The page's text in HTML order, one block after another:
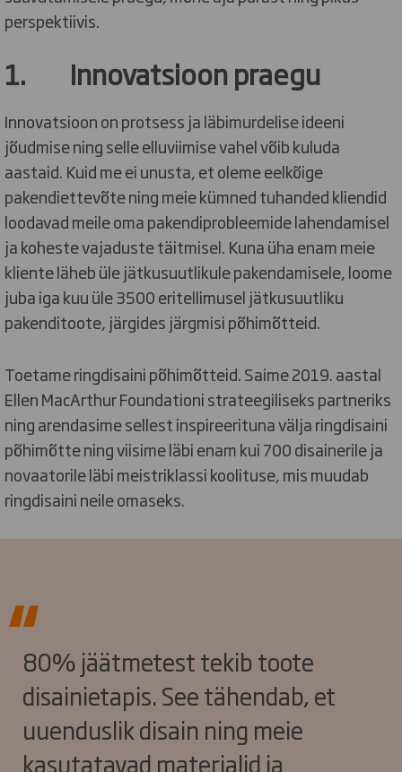
perspektiivis.
1. Innovatsioon praegu
Innovatsioon on protsess ja läbimurdelise ideeni
jõudmise ning selle elluviimise vahel võib kuluda
aastaid. Kuid me ei unusta, et oleme eelkõige
pakendiettevõte ning meie kümned tuhanded kliendid
loodavad meile oma pakendiprobleemide lahendamisel
ja koheste vajaduste täitmisel. Kuna üha enam meie
kliente läheb üle jätkusuutlikule pakendamisele, loome
juba iga kuu üle 3500 eritellimusel jätkusuutliku
pakenditoote, järgides järgmisi põhimõtteid.
Toetame ringdisaini põhimõtteid. Saime 2019. aastal
Ellen MacArthur Foundationi strateegiliseks partneriks
ning arendasime sellest inspireerituna välja ringdisaini
põhimõtte ning viisime läbi enam kui 700 disainerile ja
novaatorile läbi meistriklassi koolituse, mis muudab
ringdisaini neile omaseks.
80% jäätmetest tekib toote
disainietapis. See tähendab, et
uuenduslik disain ning meie
kasutatavad materjalid ja